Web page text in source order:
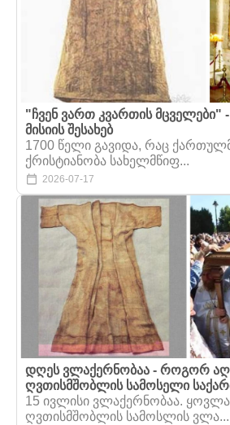
"ჩვენ ვართ კვართის მცველები"
მისიის შესახებ
1700 წელი გავიდა, რაც
ქრისტიანობა სახელმწიფ...
2026-07-17
დღეს ვლაქერნობაა - როგორ
ღვთისმშობლის სამოსელი
15 ივლისი ვლაქერნობაა.
ღვთისმშობლის სამოსლის ვლა...